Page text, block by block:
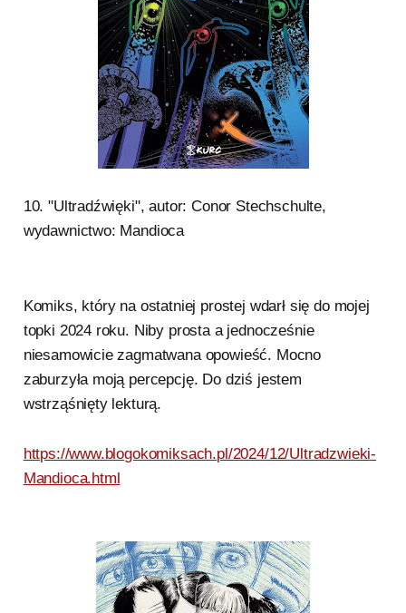
10. "Ultradźwięki", autor: Conor Stechschulte,
wydawnictwo: Mandioca
Komiks, który na ostatniej prostej wdarł się do mojej
topki 2024 roku. Niby prosta a jednocześnie
niesamowicie zagmatwana opowieść. Mocno
zaburzyła moją percepcję. Do dziś jestem
wstrząśnięty lekturą.
https://www.blogokomiksach.pl/2024/12/Ultradzwieki-
Mandioca.html